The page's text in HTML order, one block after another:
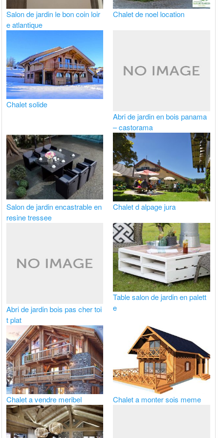
Salon de jardin le bon coin loir
e atlantique
Chalet de noel location
Chalet solide
Abri de jardin en bois panama
– castorama
Salon de jardin encastrable en
resine tressee
Chalet d alpage jura
Abri de jardin bois pas cher toi
t plat
Table salon de jardin en palett
e
Chalet a vendre meribel Chalet a monter sois meme